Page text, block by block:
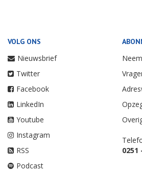
VOLG ONS
Nieuwsbrief
Twitter
Facebook
LinkedIn
Youtube
Instagram
RSS
Podcast
0251